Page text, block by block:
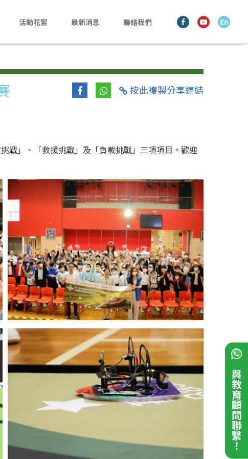
活動花絮 最新消息 聯絡我們 En
按此複製分享連結
戰」、「救援挑戰」及「負載挑戰」三項項目。歡迎
與教育顧問聯繫！